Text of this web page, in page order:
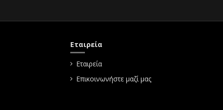
Εταιρεία
Εταιρεία
Επικοινωνήστε μαζί μας